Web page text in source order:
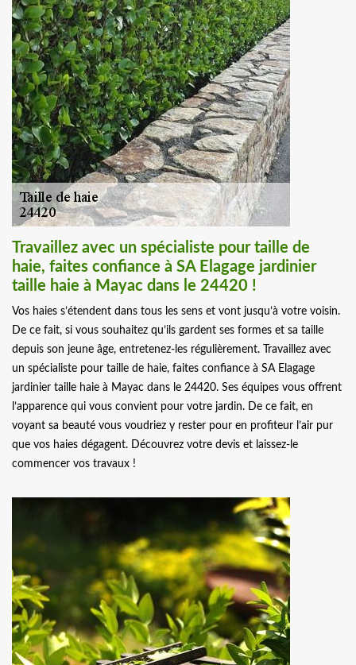
Travaillez avec un spécialiste pour taille de
haie, faites confiance à SA Elagage jardinier
taille haie à Mayac dans le 24420 !
Vos haies s’étendent dans tous les sens et vont jusqu’à votre voisin.
De ce fait, si vous souhaitez qu’ils gardent ses formes et sa taille
depuis son jeune âge, entretenez-les régulièrement. Travaillez avec
un spécialiste pour taille de haie, faites confiance à SA Elagage
jardinier taille haie à Mayac dans le 24420. Ses équipes vous offrent
l’apparence qui vous convient pour votre jardin. De ce fait, en
voyant sa beauté vous voudriez y rester pour en profiteur l’air pur
que vos haies dégagent. Découvrez votre devis et laissez-le
commencer vos travaux !